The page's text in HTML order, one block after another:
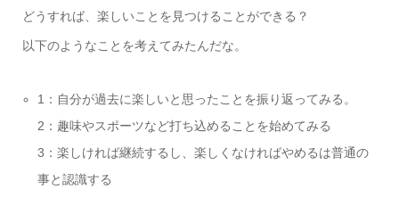
どうすれば、楽しいことを見つけることができる？
以下のようなことを考えてみたんだな。
1：自分が過去に楽しいと思ったことを振り返ってみる。
2：趣味やスポーツなど打ち込めることを始めてみる
3：楽しければ継続するし、楽しくなければやめるは普通の
事と認識する